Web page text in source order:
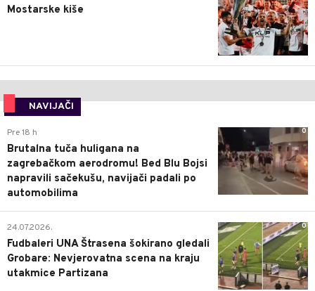
Mostarske kiše
NAVIJAČI
0
Pre 18 h
Brutalna tuča huligana na
zagrebačkom aerodromu! Bed Blu Bojsi
napravili sačekušu, navijači padali po
automobilima
0
24.07.2026.
Fudbaleri UNA Štrasena šokirano gledali
Grobare: Nevjerovatna scena na kraju
utakmice Partizana